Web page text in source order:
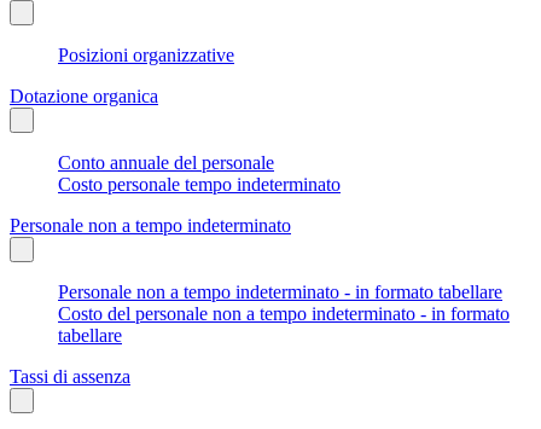
Posizioni organizzative
Dotazione organica
Conto annuale del personale
Costo personale tempo indeterminato
Personale non a tempo indeterminato
Personale non a tempo indeterminato - in formato tabellare
Costo del personale non a tempo indeterminato - in formato
tabellare
Tassi di assenza